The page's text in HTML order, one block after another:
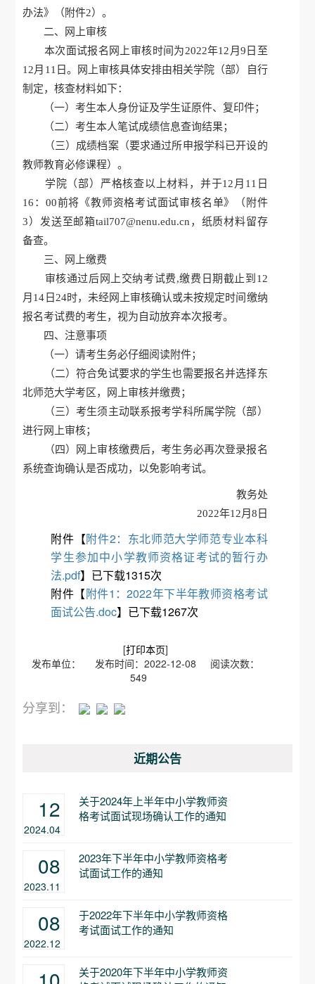
办法》（附件2）。
二、网上审核
本次面试报名网上审核时间为2022年12月9日至
12月11日。网上审核具体安排由相关学院（部）自行
制定，核查材料如下：
（一）考生本人身份证及学生证原件、复印件；
（二）考生本人笔试成绩信息查询结果；
（三）成绩档案（要求通过所申报学科已开设的
教师教育必修课程）。
学院（部）严格核查以上材料，并于12月11日
16：00前将《教师资格考试面试审核名单》（附件
3）发送至邮箱tail707@nenu.edu.cn，纸质材料留存
备查。
三、网上缴费
审核通过后网上交纳考试费,缴费日期截止到12
月14日24时，未经网上审核确认或未按规定时间缴纳
报名考试费的考生，视为自动放弃本次报考。
四、注意事项
（一）请考生务必仔细阅读附件；
（二）符合免试要求的学生也需要报名并选择东
北师范大学考区，网上审核并缴费；
（三）考生须主动联系报考学科所属学院（部）
进行网上审核；
（四）网上审核缴费后，考生务必再次登录报名
系统查询确认是否成功，以免影响考试。
教务处
2022年12月8日
附件【附件2：东北师范大学师范专业本科
学生参加中小学教师资格证考试的暂行办
法.pdf】已下载1315次
附件【附件1：2022年下半年教师资格考试
面试公告.doc】已下载1267次
[打印本页]
发布单位： 发布时间：2022-12-08 阅读次数：
549
分享到：
近期公告
12
2024.04
关于2024年上半年中小学教师资
格考试面试现场确认工作的通知
08
2023.11
2023年下半年中小学教师资格考
试面试工作的通知
08
2022.12
于2022年下半年中小学教师资格
考试面试工作的通知
关于2020年下半年中小学教师资